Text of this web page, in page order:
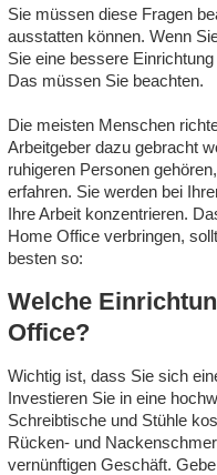
Sie müssen diese Fragen
ausstatten können. Wenn
Sie eine bessere
Das müssen Sie beachten.
Die meisten Menschen
Arbeitgeber dazu gebracht
ruhigeren Personen
erfahren. Sie werden bei
Ihre Arbeit konzentrieren.
Home Office verbringen,
besten so:
Welche
Office?
Wichtig ist, dass Sie sich
Investieren Sie in eine
Schreibtische und Stühle
Rücken- und
vernünftigen Geschäft.